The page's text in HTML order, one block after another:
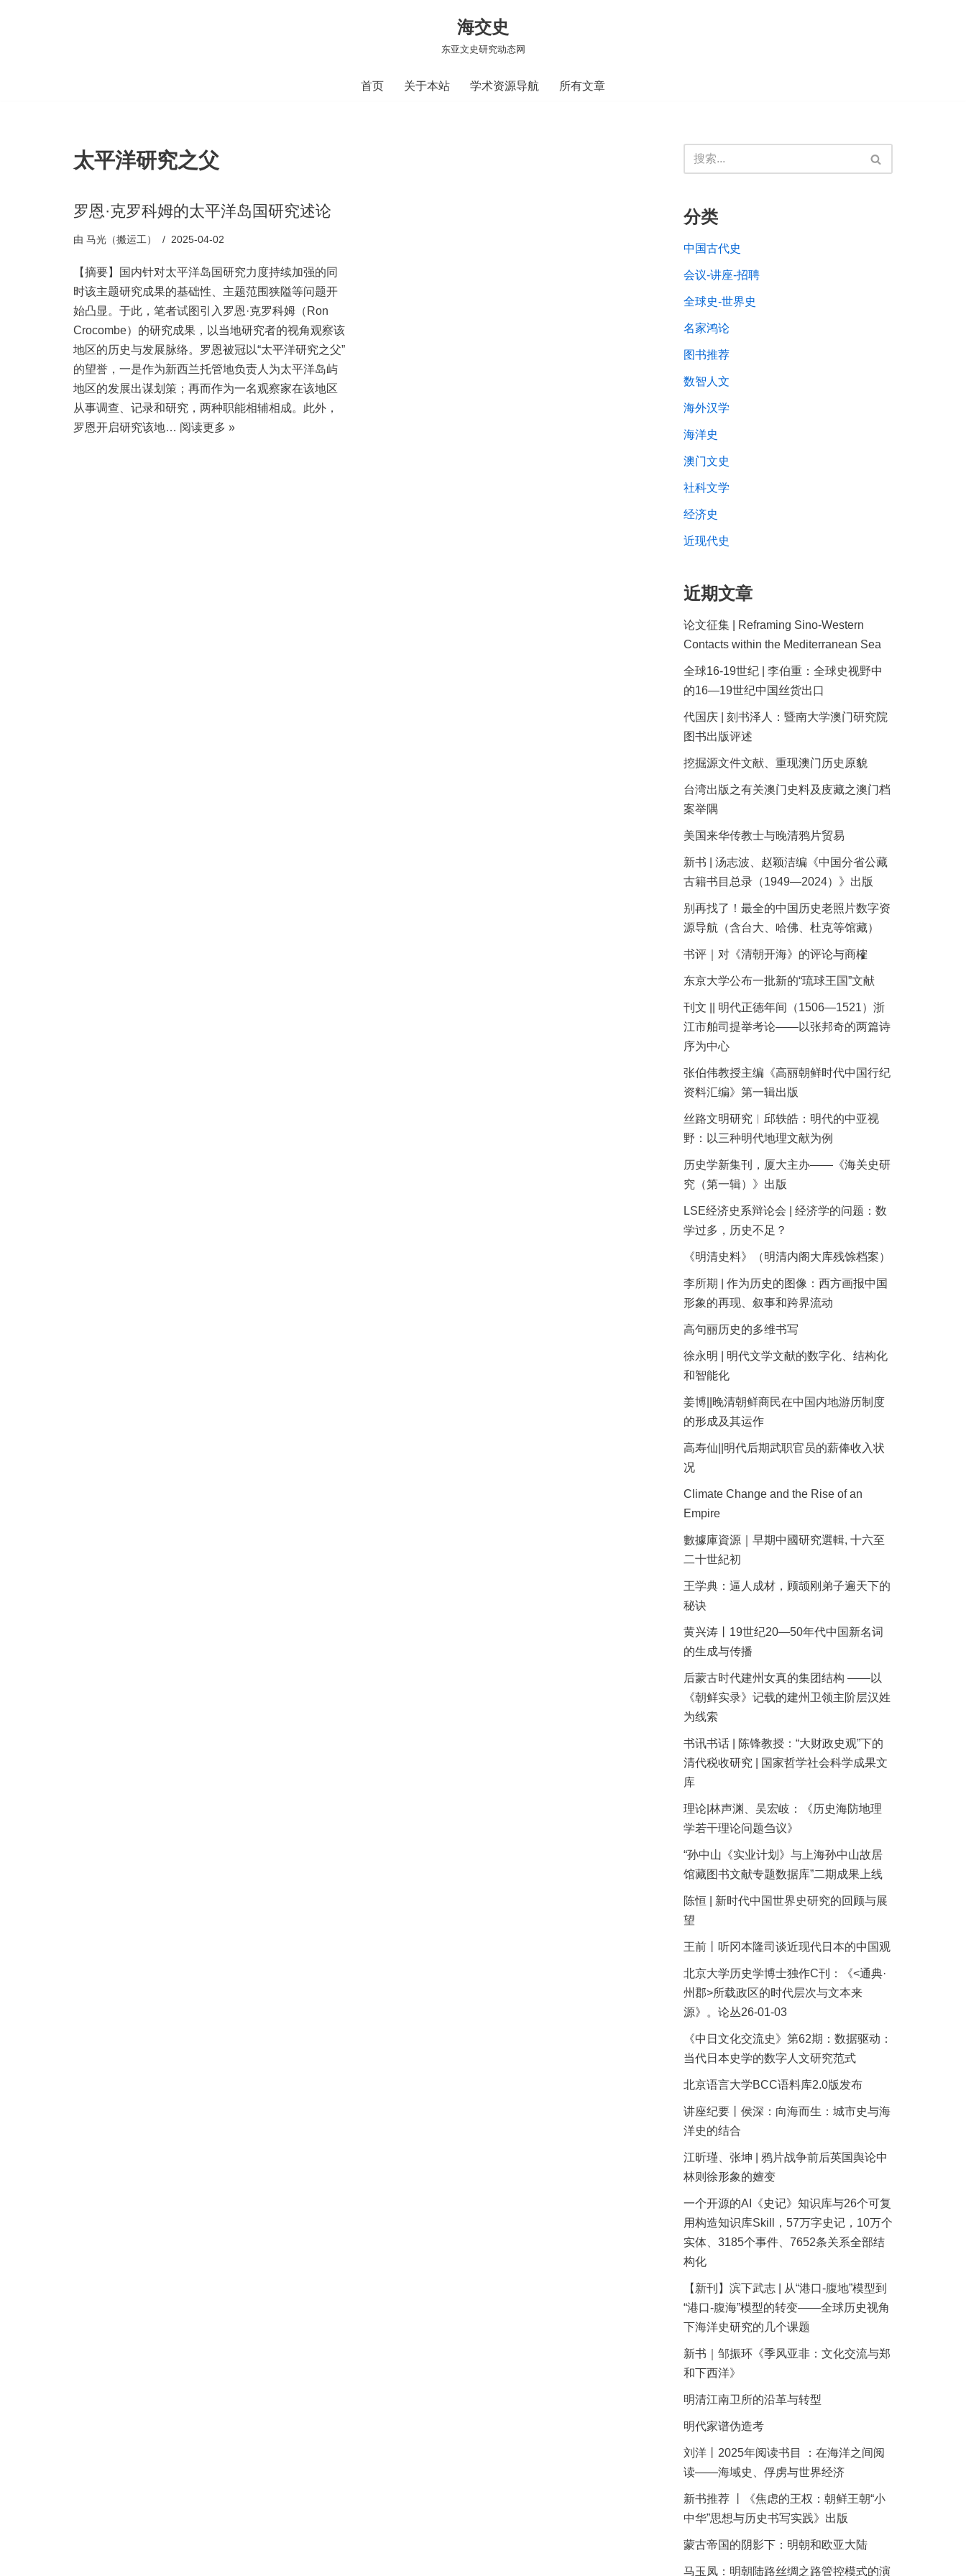
海交史
东亚文史研究动态网
首页 关于本站 学术资源导航 所有文章
太平洋研究之父
罗恩·克罗科姆的太平洋岛国研究述论
由 马光（搬运工） 2025-04-02
【摘要】国内针对太平洋岛国研究力度持续加强的同
时该主题研究成果的基础性、主题范围狭隘等问题开
始凸显。于此，笔者试图引入罗恩·克罗科姆（Ron
Crocombe）的研究成果，以当地研究者的视角观察该
地区的历史与发展脉络。罗恩被冠以“太平洋研究之父”
的望誉，一是作为新西兰托管地负责人为太平洋岛屿
地区的发展出谋划策；再而作为一名观察家在该地区
从事调查、记录和研究，两种职能相辅相成。此外，
罗恩开启研究该地… 阅读更多 »
分类
中国古代史
会议-讲座-招聘
全球史-世界史
名家鸿论
图书推荐
数智人文
海外汉学
海洋史
澳门文史
社科文学
经济史
近现代史
近期文章
论文征集 | Reframing Sino-Western
Contacts within the Mediterranean Sea
全球16-19世纪 | 李伯重：全球史视野中
的16—19世纪中国丝货出口
代国庆 | 刻书泽人：暨南大学澳门研究院
图书出版评述
挖掘源文件文献、重现澳门历史原貌
台湾出版之有关澳门史料及庋藏之澳门档
案举隅
美国来华传教士与晚清鸦片贸易
新书 | 汤志波、赵颖洁编《中国分省公藏
古籍书目总录（1949—2024）》出版
别再找了！最全的中国历史老照片数字资
源导航（含台大、哈佛、杜克等馆藏）
书评｜对《清朝开海》的评论与商榷
东京大学公布一批新的“琉球王国”文献
刊文 || 明代正德年间（1506—1521）浙
江市舶司提举考论——以张邦奇的两篇诗
序为中心
张伯伟教授主编《高丽朝鲜时代中国行纪
资料汇编》第一辑出版
丝路文明研究︱邱轶皓：明代的中亚视
野：以三种明代地理文献为例
历史学新集刊，厦大主办——《海关史研
究（第一辑）》出版
LSE经济史系辩论会 | 经济学的问题：数
学过多，历史不足？
《明清史料》（明清内阁大库残馀档案）
李所期 | 作为历史的图像：西方画报中国
形象的再现、叙事和跨界流动
高句丽历史的多维书写
徐永明 | 明代文学文献的数字化、结构化
和智能化
姜博||晚清朝鲜商民在中国内地游历制度
的形成及其运作
高寿仙||明代后期武职官员的薪俸收入状
况
Climate Change and the Rise of an
Empire
數據庫資源｜早期中國研究選輯, 十六至
二十世紀初
王学典：逼人成材，顾颉刚弟子遍天下的
秘诀
黄兴涛丨19世纪20—50年代中国新名词
的生成与传播
后蒙古时代建州女真的集团结构 ——以
《朝鲜实录》记载的建州卫领主阶层汉姓
为线索
书讯书话 | 陈锋教授：“大财政史观”下的
清代税收研究 | 国家哲学社会科学成果文
库
理论|林声渊、吴宏岐：《历史海防地理
学若干理论问题刍议》
“孙中山《实业计划》与上海孙中山故居
馆藏图书文献专题数据库”二期成果上线
陈恒 | 新时代中国世界史研究的回顾与展
望
王前丨听冈本隆司谈近现代日本的中国观
北京大学历史学博士独作C刊：《<通典·
州郡>所载政区的时代层次与文本来
源》。论丛26-01-03
《中日文化交流史》第62期：数据驱动：
当代日本史学的数字人文研究范式
北京语言大学BCC语料库2.0版发布
讲座纪要丨侯深：向海而生：城市史与海
洋史的结合
江昕瑾、张坤 | 鸦片战争前后英国舆论中
林则徐形象的嬗变
一个开源的AI《史记》知识库与26个可复
用构造知识库Skill，57万字史记，10万个
实体、3185个事件、7652条关系全部结
构化
【新刊】滨下武志 | 从“港口-腹地”模型到
“港口-腹海”模型的转变——全球历史视角
下海洋史研究的几个课题
新书｜邹振环《季风亚非：文化交流与郑
和下西洋》
明清江南卫所的沿革与转型
明代家谱伪造考
刘洋丨2025年阅读书目 ：在海洋之间阅
读——海域史、俘虏与世界经济
新书推荐 丨《焦虑的王权：朝鲜王朝“小
中华”思想与历史书写实践》出版
蒙古帝国的阴影下：明朝和欧亚大陆
马玉凤：明朝陆路丝绸之路管控模式的演